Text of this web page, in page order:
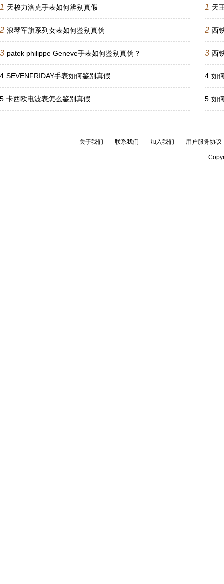
1 天梭力洛克手表如何辨别真假
2 浪琴军旗系列女表如何鉴别真伪
3 patek philippe Geneve手表如何鉴别真伪？
4 SEVENFRIDAY手表如何鉴别真假
5 卡西欧电波表怎么鉴别真假
1 天
2 西
3 西
4 如
5 如
关于我们 联系我们 加入我们 用户服务协议